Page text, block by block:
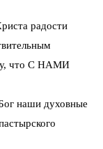
радости
что С НАМИ
наши духовные